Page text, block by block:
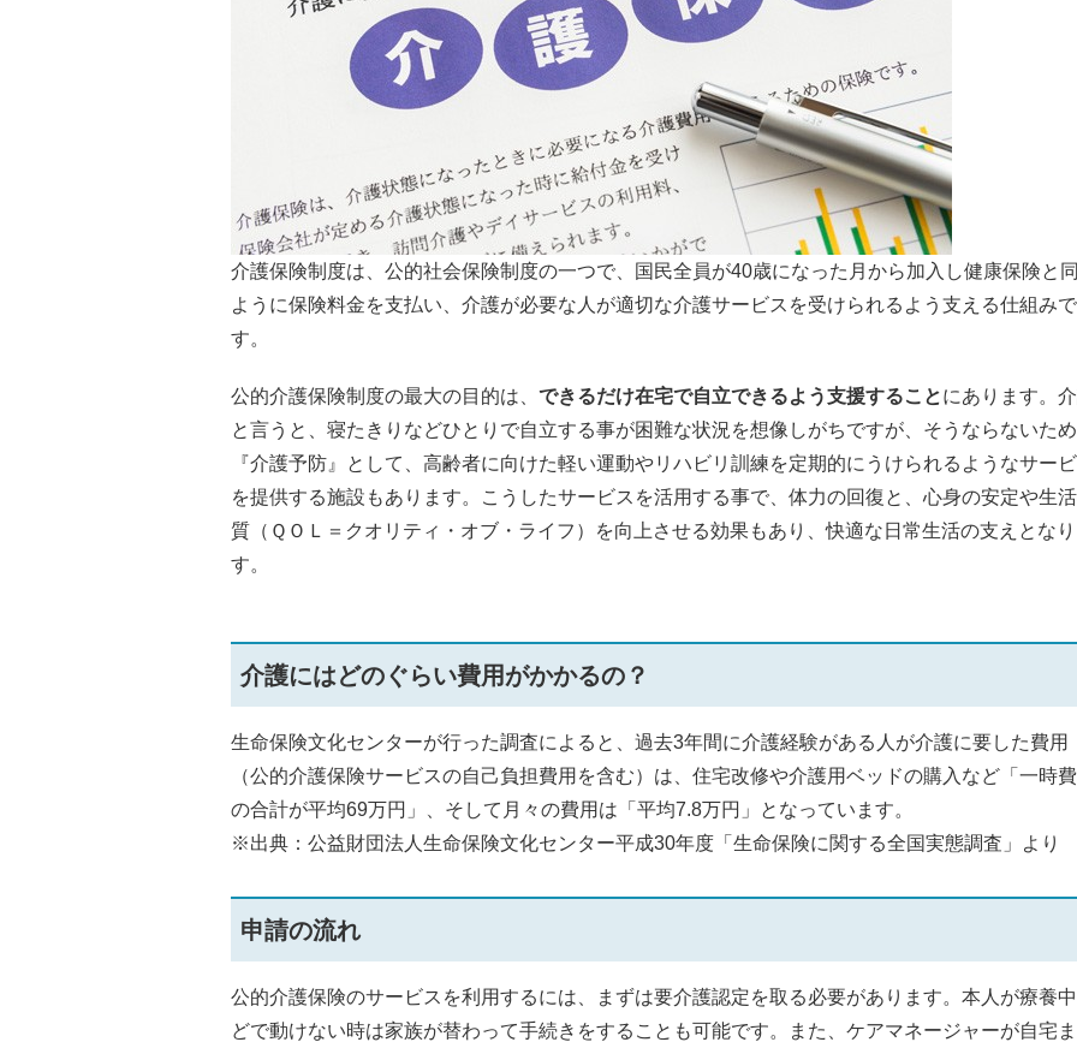
介護保険制度は、公的社会保険制度の一つで、国民全員が40歳になった月から加入し健康保険と
ように保険料金を支払い、介護が必要な人が適切な介護サービスを受けられるよう支える仕組みで
す。
公的介護保険制度の最大の目的は、 できるだけ在宅で自立できるよう支援することにあります。
と言うと、寝たきりなどひとりで自立する事が困難な状況を想像しがちですが、そうならないた
『介護予防』として、高齢者に向けた軽い運動やリハビリ訓練を定期的にうけられるようなサー
を提供する施設もあります。こうしたサービスを活用する事で、体力の回復と、心身の安定や生
質（ＱＯＬ＝クオリティ・オブ・ライフ）を向上させる効果もあり、快適な日常生活の支えとなり
す。
介護にはどのぐらい費用がかかるの？
生命保険文化センターが行った調査によると、過去3年間に介護経験がある人が介護に要した費用
（公的介護保険サービスの自己負担費用を含む）は、住宅改修や介護用ベッドの購入など「一時
の合計が平均69万円」、そして月々の費用は「平均7.8万円」となっています。
※出典：公益財団法人生命保険文化センター平成30年度「生命保険に関する全国実態調査」より
申請の流れ
公的介護保険のサービスを利用するには、まずは要介護認定を取る必要があります。本人が療養
どで動けない時は家族が替わって手続きをすることも可能です。また、ケアマネージャーが自宅